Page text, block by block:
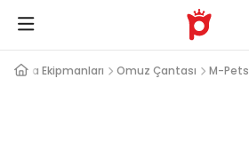
Ekipmanları Omuz Çantası M-Pets